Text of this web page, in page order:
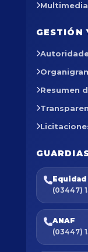
Multimedia
GESTIÓN
Resumen
(03447)
ANAF
(03447)